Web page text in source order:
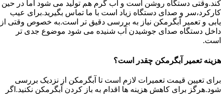
کند.وقتی دستگاه روشن است و آب گرم هم تولید می شود اما در حین
کارکرد،سر و صدای دستگاه زیاد است با ما تماس بگیرید.برای عیب
یابی و تعمیر آبگرمکن نیاز به بررسی دقیق تر است.به خصوص وقتی از
داخل دستگاه صدای جوشیدن آب شنیده می شود موضوع جدی تر
است.
هزینه تعمیر آبگرمکن چقدر است؟
برای تعیین قیمت تعمیرات لازم است تا آبگرمکن از نزدیک بررسی
شود.هرگز برای کاهش هزینه ها اقدام به باز کردن آبگرمکن نکنید.اگر